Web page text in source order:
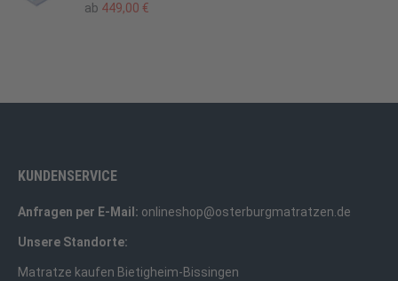
ab 449,00 €
KUNDENSERVICE
Anfragen per E-Mail: onlineshop@osterburgmatratzen.de
Unsere Standorte:
Matratze kaufen Bietigheim-Bissingen